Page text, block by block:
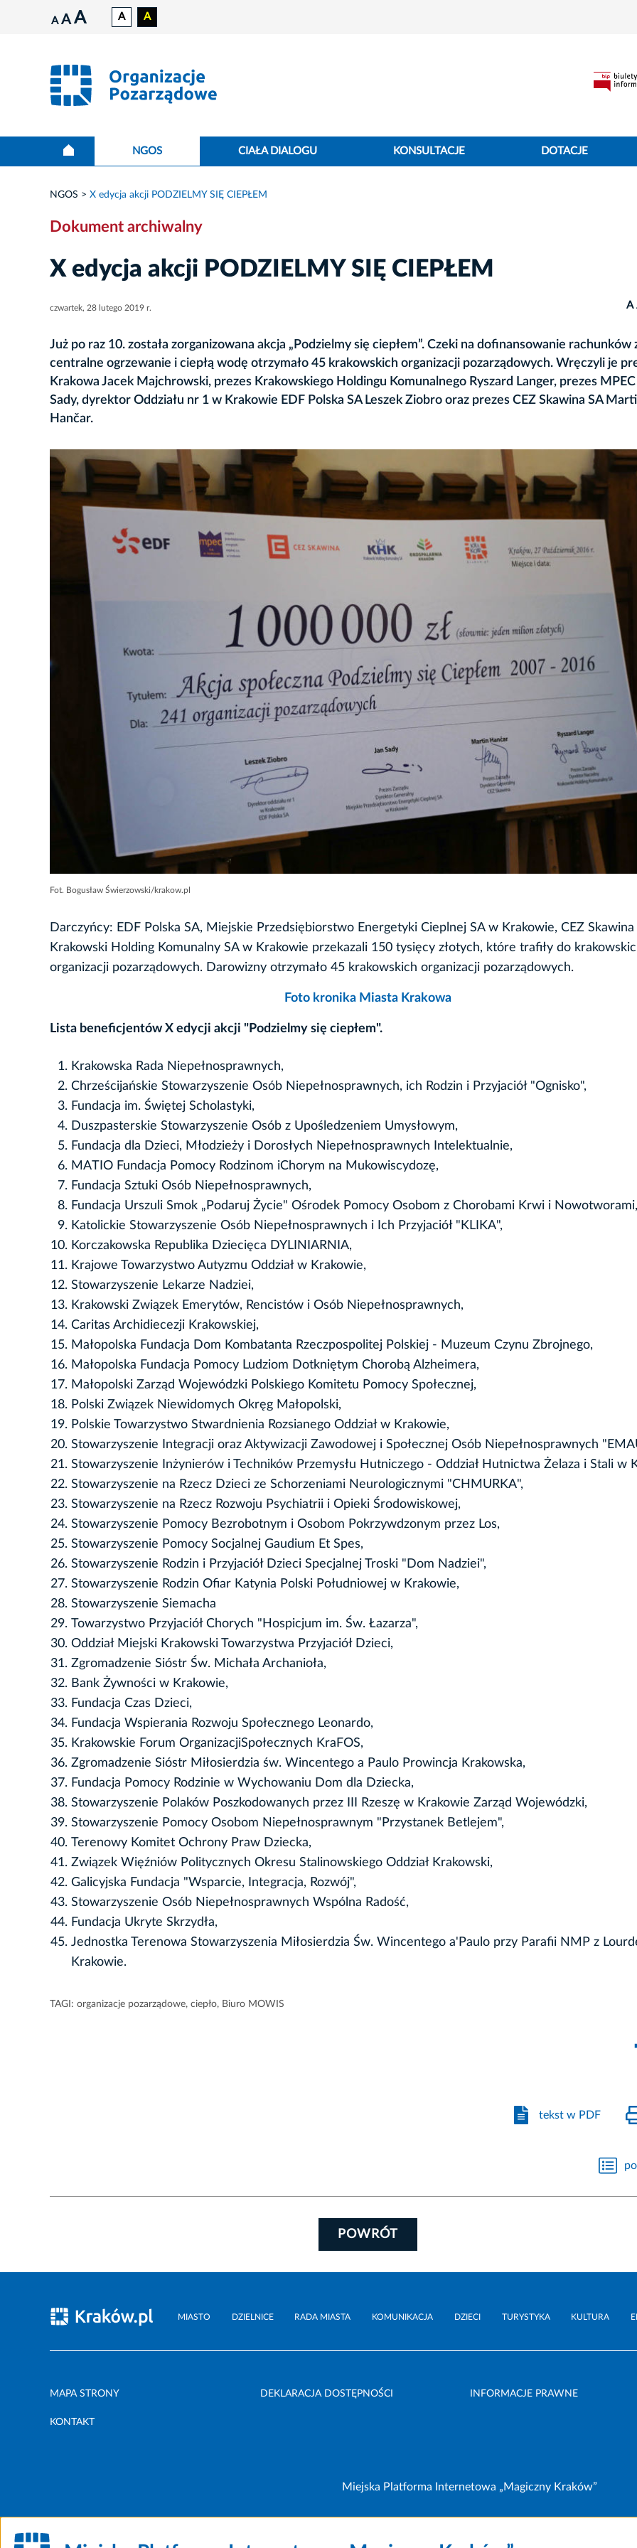
A A A A A
NGOS CIAŁA DIALOGU KONSULTACJE DOTACJE
NGOS X edycja akcji PODZIELMY SIĘ CIEPŁEM
Dokument archiwalny
X edycja akcji PODZIELMY SIĘ CIEPŁEM
czwartek, 28 lutego 2019 r. A
Już po raz 10. została zorganizowana akcja „Podzielmy się ciepłem”. Czeki na dofinansowanie rachunków
centralne ogrzewanie i ciepłą wodę otrzymało 45 krakowskich organizacji pozarządowych. Wręczyli je
Krakowa Jacek Majchrowski, prezes Krakowskiego Holdingu Komunalnego Ryszard Langer, prezes MPEC
Sady, dyrektor Oddziału nr 1 w Krakowie EDF Polska SA Leszek Ziobro oraz prezes CEZ Skawina SA
Hančar.
Fot. Bogusław Świerzowski/krakow.pl
Darczyńcy: EDF Polska SA, Miejskie Przedsiębiorstwo Energetyki Cieplnej SA w Krakowie, CEZ Skawina
Krakowski Holding Komunalny SA w Krakowie przekazali 150 tysięcy złotych, które trafiły do
organizacji pozarządowych. Darowizny otrzymało 45 krakowskich organizacji pozarządowych.
Foto kronika Miasta Krakowa
Lista beneficjentów X edycji akcji "Podzielmy się ciepłem".
Krakowska Rada Niepełnosprawnych,
Chrześcijańskie Stowarzyszenie Osób Niepełnosprawnych, ich Rodzin i Przyjaciół "Ognisko",
Fundacja im. Świętej Scholastyki,
Duszpasterskie Stowarzyszenie Osób z Upośledzeniem Umysłowym,
Fundacja dla Dzieci, Młodzieży i Dorosłych Niepełnosprawnych Intelektualnie,
MATIO Fundacja Pomocy Rodzinom iChorym na Mukowiscydozę,
Fundacja Sztuki Osób Niepełnosprawnych,
Fundacja Urszuli Smok „Podaruj Życie" Ośrodek Pomocy Osobom z Chorobami Krwi i Nowotworami,
Katolickie Stowarzyszenie Osób Niepełnosprawnych i Ich Przyjaciół "KLIKA",
Korczakowska Republika Dziecięca DYLINIARNIA,
Krajowe Towarzystwo Autyzmu Oddział w Krakowie,
Stowarzyszenie Lekarze Nadziei,
Krakowski Związek Emerytów, Rencistów i Osób Niepełnosprawnych,
Caritas Archidiecezji Krakowskiej,
Małopolska Fundacja Dom Kombatanta Rzeczpospolitej Polskiej - Muzeum Czynu Zbrojnego,
Małopolska Fundacja Pomocy Ludziom Dotkniętym Chorobą Alzheimera,
Małopolski Zarząd Wojewódzki Polskiego Komitetu Pomocy Społecznej,
Polski Związek Niewidomych Okręg Małopolski,
Polskie Towarzystwo Stwardnienia Rozsianego Oddział w Krakowie,
Stowarzyszenie Integracji oraz Aktywizacji Zawodowej i Społecznej Osób Niepełnosprawnych
Stowarzyszenie Inżynierów i Techników Przemysłu Hutniczego - Oddział Hutnictwa Żelaza i Stali w
Stowarzyszenie na Rzecz Dzieci ze Schorzeniami Neurologicznymi "CHMURKA",
Stowarzyszenie na Rzecz Rozwoju Psychiatrii i Opieki Środowiskowej,
Stowarzyszenie Pomocy Bezrobotnym i Osobom Pokrzywdzonym przez Los,
Stowarzyszenie Pomocy Socjalnej Gaudium Et Spes,
Stowarzyszenie Rodzin i Przyjaciół Dzieci Specjalnej Troski "Dom Nadziei",
Stowarzyszenie Rodzin Ofiar Katynia Polski Południowej w Krakowie,
Stowarzyszenie Siemacha
Towarzystwo Przyjaciół Chorych "Hospicjum im. Św. Łazarza",
Oddział Miejski Krakowski Towarzystwa Przyjaciół Dzieci,
Zgromadzenie Sióstr Św. Michała Archanioła,
Bank Żywności w Krakowie,
Fundacja Czas Dzieci,
Fundacja Wspierania Rozwoju Społecznego Leonardo,
Krakowskie Forum OrganizacjiSpołecznych KraFOS,
Zgromadzenie Sióstr Miłosierdzia św. Wincentego a Paulo Prowincja Krakowska,
Fundacja Pomocy Rodzinie w Wychowaniu Dom dla Dziecka,
Stowarzyszenie Polaków Poszkodowanych przez III Rzeszę w Krakowie Zarząd Wojewódzki,
Stowarzyszenie Pomocy Osobom Niepełnosprawnym "Przystanek Betlejem",
Terenowy Komitet Ochrony Praw Dziecka,
Związek Więźniów Politycznych Okresu Stalinowskiego Oddział Krakowski,
Galicyjska Fundacja "Wsparcie, Integracja, Rozwój",
Stowarzyszenie Osób Niepełnosprawnych Wspólna Radość,
Fundacja Ukryte Skrzydła,
Jednostka Terenowa Stowarzyszenia Miłosierdzia Św. Wincentego a'Paulo przy Parafii NMP z
Krakowie.
TAGI: organizacje pozarządowe, ciepło, Biuro MOWIS
tekst w PDF
POWRÓT
MIASTO DZIELNICE RADA MIASTA KOMUNIKACJA DZIECI TURYSTYKA KULTURA
MAPA STRONY DEKLARACJA DOSTĘPNOŚCI INFORMACJE PRAWNE
KONTAKT
Miejska Platforma Internetowa „Magiczny Kraków”